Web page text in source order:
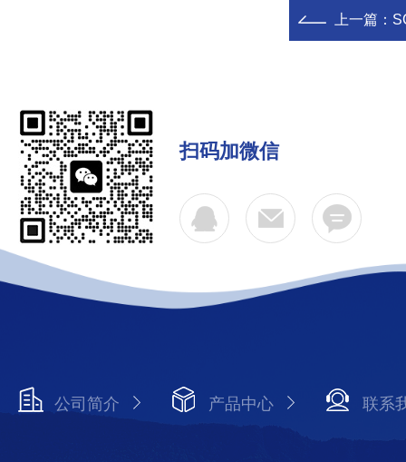
上一篇：
扫码加微信
公司简介 产品中心 联系